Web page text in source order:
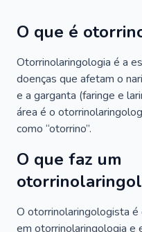
O que é
Otorrinolaringologia é a
doenças que afetam o
e a garganta (faringe e
área é o
como “otorrino”.
O que faz um
O otorrinolaringologista é
em otorrinolaringologia e